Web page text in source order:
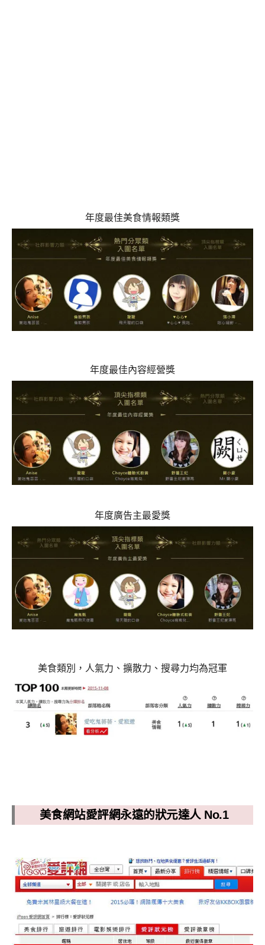
年度最佳美食情報類獎
年度最佳內容經營獎
年度廣告主最愛獎
美食類別，人氣力、擴散力、搜尋力均為冠軍
美食網站愛評網永遠的狀元達人 No.1